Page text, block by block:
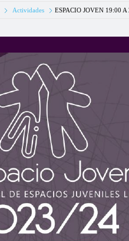
Actividades ESPACIO JOVEN 19:00 A